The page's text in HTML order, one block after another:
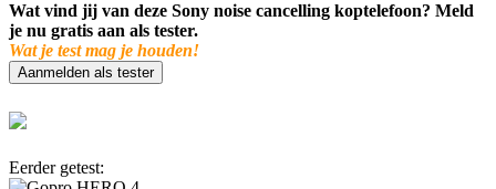
Wat vind jij van deze Sony noise cancelling koptelefoon? Meld
je nu gratis aan als tester.
Wat je test mag je houden!
Aanmelden als tester
Eerder getest: